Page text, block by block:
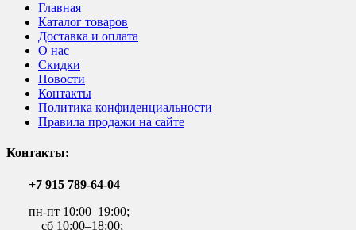
Главная
Каталог товаров
Доставка и оплата
О нас
Скидки
Новости
Контакты
Политика конфиденциальности
Правила продажи на сайте
Контакты:
+7 915 789-64-04
пн-пт 10:00–19:00;
сб 10:00–18:00;